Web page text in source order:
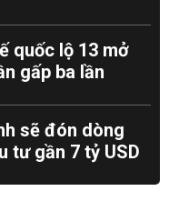
quốc lộ 13 mở
gấp ba lần
sẽ đón dòng
tư gần 7 tỷ USD